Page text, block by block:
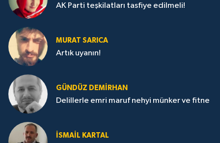
AK Parti teşkilatları tasfiye edilmeli!
MURAT SARICA
Artık uyanın!
GÜNDÜZ DEMIRHAN
Delillerle emri maruf nehyi münker ve fitne
İSMAIL KARTAL